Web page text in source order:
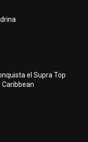
el Supra Top